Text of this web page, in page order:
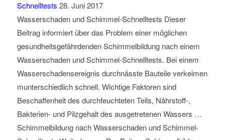
Schnelltests 28. Juni 2017
Wasserschaden und Schimmel-Schnelltests Dieser
Beitrag informiert über das Problem einer möglichen
gesundheitsgefährdenden Schimmelbildung nach einem
Wasserschaden und Schimmel-Schnelltests. Bei einem
Wasserschadensereignis durchnässte Bauteile verkeimen
munterschiedlich schnell. Wichtige Faktoren sind
Beschaffenheit des durchfeuchteten Teils, Nährstoff-,
Bakterien- und Pilzgehalt des ausgetretenen Wassers …
Schimmelbildung nach Wasserschaden und Schimmel-